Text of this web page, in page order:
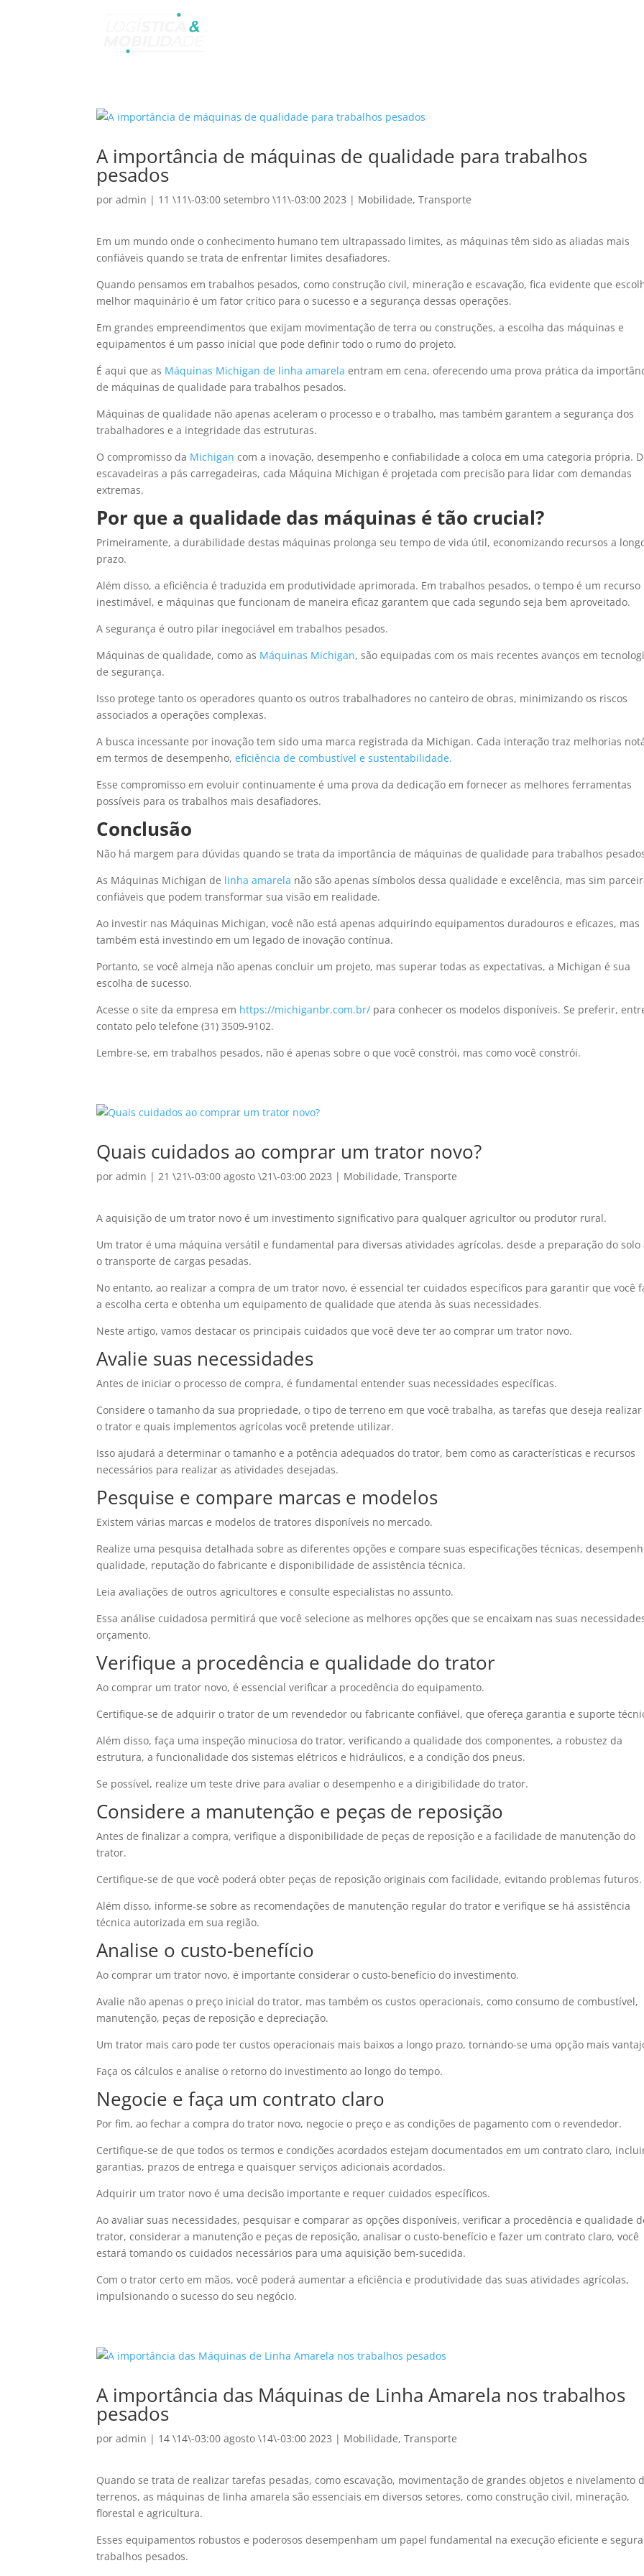
A importância de máquinas de qualidade para trabalhos
pesados
poradmin | 11 \11\-03:00 setembro \11\-03:00 2023 | Mobilidade,Transporte
Em um mundo onde o conhecimento humano tem ultrapassado limites, as máquinas têm sido as aliadas mais
confiáveis quando se trata de enfrentar limites desafiadores.
Quando pensamos em trabalhos pesados, como construção civil, mineração e escavação, fica evidente que
melhor maquinário é um fator crítico para o sucesso e a segurança dessas operações.
Em grandes empreendimentos que exijam movimentação de terra ou construções, a escolha das máquinas e
equipamentos é um passo inicial que pode definir todo o rumo do projeto.
É aqui que as Máquinas Michigan de linha amarela entram em cena, oferecendo uma prova prática da
de máquinas de qualidade para trabalhos pesados.
Máquinas de qualidade não apenas aceleram o processo e o trabalho, mas também garantem a segurança dos
trabalhadores e a integridade das estruturas.
O compromisso da Michigan com a inovação, desempenho e confiabilidade a coloca em uma categoria própria.
escavadeiras a pás carregadeiras, cada Máquina Michigan é projetada com precisão para lidar com demandas
extremas.
Por que a qualidade das máquinas é tão crucial?
Primeiramente, a durabilidade destas máquinas prolonga seu tempo de vida útil, economizando recursos a
prazo.
Além disso, a eficiência é traduzida em produtividade aprimorada. Em trabalhos pesados, o tempo é um recurso
inestimável, e máquinas que funcionam de maneira eficaz garantem que cada segundo seja bem aproveitado.
A segurança é outro pilar inegociável em trabalhos pesados.
Máquinas de qualidade, como as Máquinas Michigan, são equipadas com os mais recentes avanços em
de segurança.
Isso protege tanto os operadores quanto os outros trabalhadores no canteiro de obras, minimizando os riscos
associados a operações complexas.
A busca incessante por inovação tem sido uma marca registrada da Michigan. Cada interação traz melhorias
em termos de desempenho,eficiência de combustível e sustentabilidade.
Esse compromisso em evoluir continuamente é uma prova da dedicação em fornecer as melhores ferramentas
possíveis para os trabalhos mais desafiadores.
Conclusão
Não há margem para dúvidas quando se trata da importância de máquinas de qualidade para trabalhos
As Máquinas Michigan de linha amarela não são apenas símbolos dessa qualidade e excelência, mas sim
confiáveis que podem transformar sua visão em realidade.
Ao investir nas Máquinas Michigan, você não está apenas adquirindo equipamentos duradouros e eficazes, mas
também está investindo em um legado de inovação contínua.
Portanto, se você almeja não apenas concluir um projeto, mas superar todas as expectativas, a Michigan é sua
escolha de sucesso.
Acesse o site da empresa em https://michiganbr.com.br/ para conhecer os modelos disponíveis. Se preferir,
contato pelo telefone (31) 3509-9102.
Lembre-se, em trabalhos pesados, não é apenas sobre o que você constrói, mas como você constrói.
Quais cuidados ao comprar um trator novo?
poradmin |21 \21\-03:00 agosto \21\-03:00 2023 | Mobilidade,Transporte
A aquisição de um trator novo é um investimento significativo para qualquer agricultor ou produtor rural.
Um trator é uma máquina versátil e fundamental para diversas atividades agrícolas, desde a preparação do solo
o transporte de cargas pesadas.
No entanto, ao realizar a compra de um trator novo, é essencial ter cuidados específicos para garantir que você
a escolha certa e obtenha um equipamento de qualidade que atenda às suas necessidades.
Neste artigo, vamos destacar os principais cuidados que você deve ter ao comprar um trator novo.
Avalie suas necessidades
Antes de iniciar o processo de compra, é fundamental entender suas necessidades específicas.
Considere o tamanho da sua propriedade, o tipo de terreno em que você trabalha, as tarefas que deseja realizar
o trator e quais implementos agrícolas você pretende utilizar.
Isso ajudará a determinar o tamanho e a potência adequados do trator, bem como as características e recursos
necessários para realizar as atividades desejadas.
Pesquise e compare marcas e modelos
Existem várias marcas e modelos de tratores disponíveis no mercado.
Realize uma pesquisa detalhada sobre as diferentes opções e compare suas especificações técnicas,
qualidade, reputação do fabricante e disponibilidade de assistência técnica.
Leia avaliações de outros agricultores e consulte especialistas no assunto.
Essa análise cuidadosa permitirá que você selecione as melhores opções que se encaixam nas suas
orçamento.
Verifique a procedência e qualidade do trator
Ao comprar um trator novo, é essencial verificar a procedência do equipamento.
Certifique-se de adquirir o trator de um revendedor ou fabricante confiável, que ofereça garantia e suporte
Além disso, faça uma inspeção minuciosa do trator, verificando a qualidade dos componentes, a robustez da
estrutura, a funcionalidade dos sistemas elétricos e hidráulicos, e a condição dos pneus.
Se possível, realize um teste drive para avaliar o desempenho e a dirigibilidade do trator.
Considere a manutenção e peças de reposição
Antes de finalizar a compra, verifique a disponibilidade de peças de reposição e a facilidade de manutenção do
trator.
Certifique-se de que você poderá obter peças de reposição originais com facilidade, evitando problemas futuros.
Além disso, informe-se sobre as recomendações de manutenção regular do trator e verifique se há assistência
técnica autorizada em sua região.
Analise o custo-benefício
Ao comprar um trator novo, é importante considerar o custo-benefício do investimento.
Avalie não apenas o preço inicial do trator, mas também os custos operacionais, como consumo de combustível,
manutenção, peças de reposição e depreciação.
Um trator mais caro pode ter custos operacionais mais baixos a longo prazo, tornando-se uma opção mais
Faça os cálculos e analise o retorno do investimento ao longo do tempo.
Negocie e faça um contrato claro
Por fim, ao fechar a compra do trator novo, negocie o preço e as condições de pagamento com o revendedor.
Certifique-se de que todos os termos e condições acordados estejam documentados em um contrato claro,
garantias, prazos de entrega e quaisquer serviços adicionais acordados.
Adquirir um trator novo é uma decisão importante e requer cuidados específicos.
Ao avaliar suas necessidades, pesquisar e comparar as opções disponíveis, verificar a procedência e qualidade
trator, considerar a manutenção e peças de reposição, analisar o custo-benefício e fazer um contrato claro, você
estará tomando os cuidados necessários para uma aquisição bem-sucedida.
Com o trator certo em mãos, você poderá aumentar a eficiência e produtividade das suas atividades agrícolas,
impulsionando o sucesso do seu negócio.
A importância das Máquinas de Linha Amarela nos trabalhos
pesados
poradmin | 14 \14\-03:00 agosto \14\-03:00 2023 | Mobilidade,Transporte
Quando se trata de realizar tarefas pesadas, como escavação, movimentação de grandes objetos e nivelamento
terrenos, as máquinas de linha amarela são essenciais em diversos setores, como construção civil, mineração,
florestal e agricultura.
Esses equipamentos robustos e poderosos desempenham um papel fundamental na execução eficiente e
trabalhos pesados.